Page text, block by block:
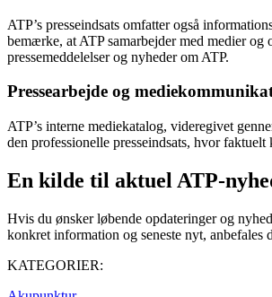
ATP’s presseindsats omfatter også
bemærke, at ATP samarbejder med medier
pressemeddelelser og nyheder om ATP.
Pressearbejde og
ATP’s interne mediekatalog, videregivet
den professionelle presseindsats, hvor
En kilde til aktuel ATP-
Hvis du ønsker løbende opdateringer og
konkret information og seneste nyt, anbefales
KATEGORIER: